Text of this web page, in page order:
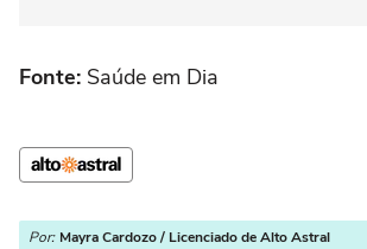
Fonte: Saúde em Dia
Por: Mayra Cardozo / Licenciado de Alto Astral